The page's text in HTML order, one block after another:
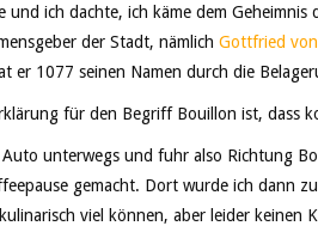
und ich dachte, ich käme dem
der Stadt, nämlich Gottfried
er 1077 seinen Namen durch die
für den Begriff Bouillon ist, dass
unterwegs und fuhr also Richtung
gemacht. Dort wurde ich dann
viel können, aber leider keinen